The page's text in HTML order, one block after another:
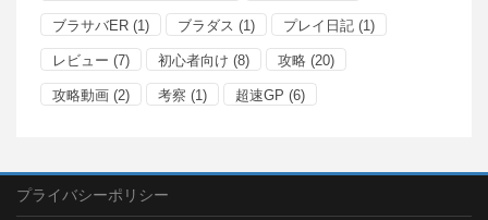
ブラサバER (1) ブラダス (1) プレイ日記 (1)
レビュー (7) 初心者向け (8) 攻略 (20)
攻略動画 (2) 考察 (1) 超速GP (6)
プライバシーポリシー